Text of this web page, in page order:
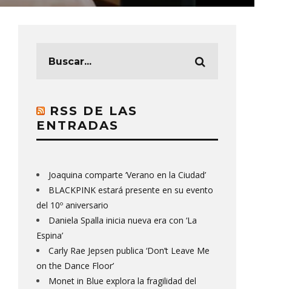
RSS DE LAS
ENTRADAS
Joaquina comparte ‘Verano en la Ciudad’
BLACKPINK estará presente en su evento
del 10º aniversario
Daniela Spalla inicia nueva era con ‘La
Espina’
Carly Rae Jepsen publica ‘Don’t Leave Me
on the Dance Floor’
Monet in Blue explora la fragilidad del